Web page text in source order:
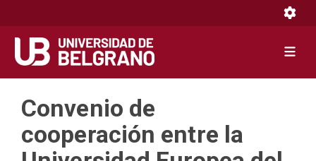
principal
Convenio de
cooperación entre la